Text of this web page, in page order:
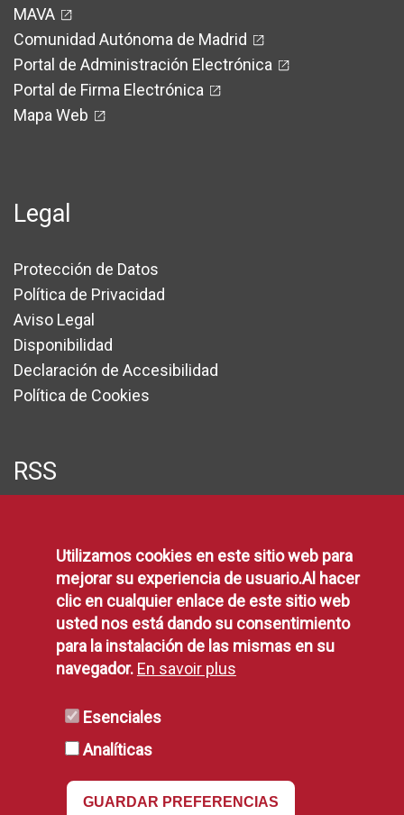
MAVA
Comunidad Autónoma de Madrid
Portal de Administración Electrónica
Portal de Firma Electrónica
Mapa Web
Legal
Protección de Datos
Política de Privacidad
Aviso Legal
Disponibilidad
Declaración de Accesibilidad
Política de Cookies
RSS
Utilizamos cookies en este sitio web para
mejorar su experiencia de usuario.Al hacer
clic en cualquier enlace de este sitio web
usted nos está dando su consentimiento
para la instalación de las mismas en su
navegador. En savoir plus
Esenciales
Analíticas
GUARDAR PREFERENCIAS